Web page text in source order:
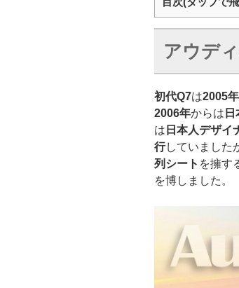
アウディ
初代Q7は2005年
2006年からは 日
は 日本人デザイ
行していました
列シート を擁す
を博しました。